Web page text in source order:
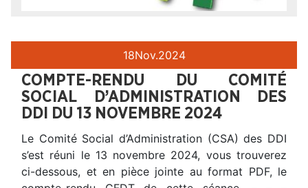
18Nov.2024
COMPTE-RENDU DU COMITÉ
SOCIAL D’ADMINISTRATION DES
DDI DU 13 NOVEMBRE 2024
Le Comité Social d’Administration (CSA) des DDI
s’est réuni le 13 novembre 2024, vous trouverez
ci-dessous, et en pièce jointe au format PDF, le